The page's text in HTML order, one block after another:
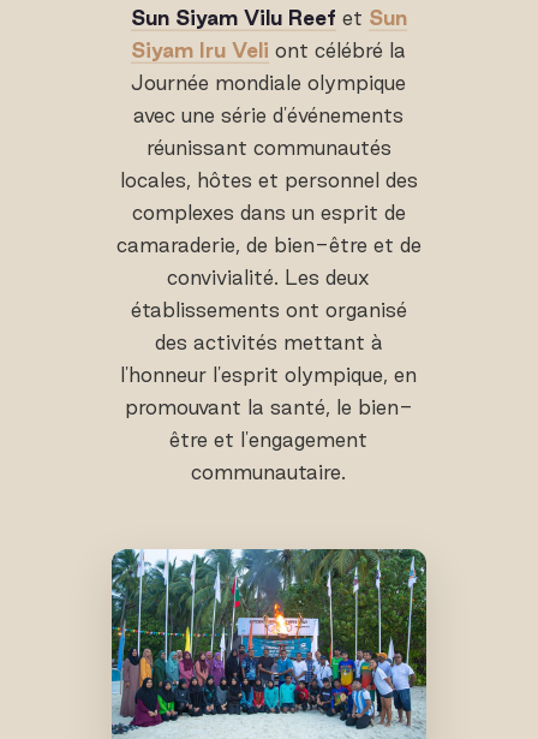
Sun Siyam Vilu Reef et Sun
Siyam Iru Veli ont célébré la
Journée mondiale olympique
avec une série d'événements
réunissant communautés
locales, hôtes et personnel des
complexes dans un esprit de
camaraderie, de bien-être et de
convivialité. Les deux
établissements ont organisé
des activités mettant à
l'honneur l'esprit olympique, en
promouvant la santé, le bien-
être et l'engagement
communautaire.